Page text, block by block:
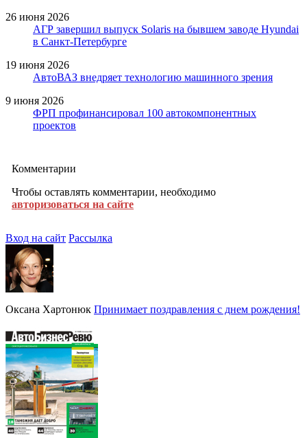
26 июня 2026
АГР завершил выпуск Solaris на бывшем заводе Hyundai
в Санкт-Петербурге
19 июня 2026
АвтоВАЗ внедряет технологию машинного зрения
9 июня 2026
ФРП профинансировал 100 автокомпонентных
проектов
Комментарии
Чтобы оставлять комментарии, необходимо
авторизоваться на сайте
Вход на сайт Рассылка
Оксана Хартонюк Принимает поздравления с днем рождения!